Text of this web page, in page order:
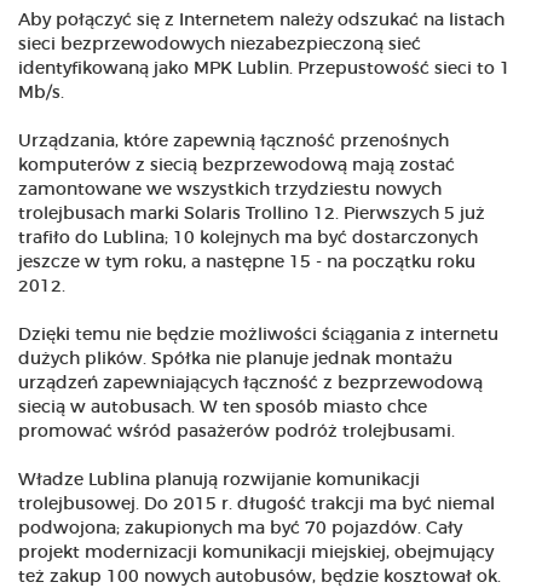
Aby połączyć się z Internetem należy odszukać na listach
sieci bezprzewodowych niezabezpieczoną sieć
identyfikowaną jako MPK Lublin. Przepustowość sieci to 1
Mb/s.
Urządzania, które zapewnią łączność przenośnych
komputerów z siecią bezprzewodową mają zostać
zamontowane we wszystkich trzydziestu nowych
trolejbusach marki Solaris Trollino 12. Pierwszych 5 już
trafiło do Lublina; 10 kolejnych ma być dostarczonych
jeszcze w tym roku, a następne 15 - na początku roku
2012.
Dzięki temu nie będzie możliwości ściągania z internetu
dużych plików. Spółka nie planuje jednak montażu
urządzeń zapewniających łączność z bezprzewodową
siecią w autobusach. W ten sposób miasto chce
promować wśród pasażerów podróż trolejbusami.
Władze Lublina planują rozwijanie komunikacji
trolejbusowej. Do 2015 r. długość trakcji ma być niemal
podwojona; zakupionych ma być 70 pojazdów. Cały
projekt modernizacji komunikacji miejskiej, obejmujący
też zakup 100 nowych autobusów, będzie kosztował ok.